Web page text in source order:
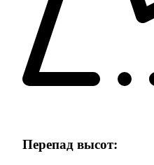
Перепад высот: